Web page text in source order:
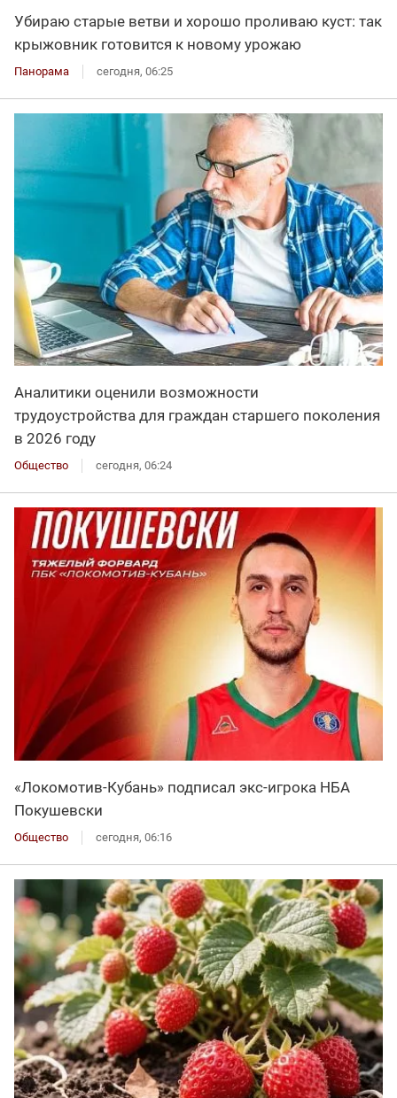
Убираю старые ветви и хорошо проливаю куст: так
крыжовник готовится к новому урожаю
Панорама сегодня, 06:25
Аналитики оценили возможности
трудоустройства для граждан старшего поколения
в 2026 году
Общество сегодня, 06:24
«Локомотив-Кубань» подписал экс-игрока НБА
Покушевски
Общество сегодня, 06:16